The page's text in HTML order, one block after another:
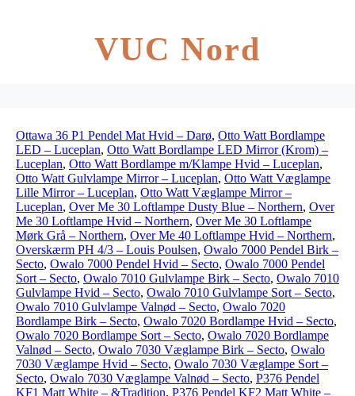
VUC Nord
Ottawa 36 P1 Pendel Mat Hvid – Darø, Otto Watt Bordlampe
LED – Luceplan, Otto Watt Bordlampe LED Mirror (Krom) –
Luceplan, Otto Watt Bordlampe m/Klampe Hvid – Luceplan,
Otto Watt Gulvlampe Mirror – Luceplan, Otto Watt Væglampe
Lille Mirror – Luceplan, Otto Watt Væglampe Mirror –
Luceplan, Over Me 30 Loftlampe Dusty Blue – Northern, Over
Me 30 Loftlampe Hvid – Northern, Over Me 30 Loftlampe
Mørk Grå – Northern, Over Me 40 Loftlampe Hvid – Northern,
Overskærm PH 4/3 – Louis Poulsen, Owalo 7000 Pendel Birk –
Secto, Owalo 7000 Pendel Hvid – Secto, Owalo 7000 Pendel
Sort – Secto, Owalo 7010 Gulvlampe Birk – Secto, Owalo 7010
Gulvlampe Hvid – Secto, Owalo 7010 Gulvlampe Sort – Secto,
Owalo 7010 Gulvlampe Valnød – Secto, Owalo 7020
Bordlampe Birk – Secto, Owalo 7020 Bordlampe Hvid – Secto,
Owalo 7020 Bordlampe Sort – Secto, Owalo 7020 Bordlampe
Valnød – Secto, Owalo 7030 Væglampe Birk – Secto, Owalo
7030 Væglampe Hvid – Secto, Owalo 7030 Væglampe Sort –
Secto, Owalo 7030 Væglampe Valnød – Secto, P376 Pendel
KF1 Matt White – &Tradition, P376 Pendel KF2 Matt White –